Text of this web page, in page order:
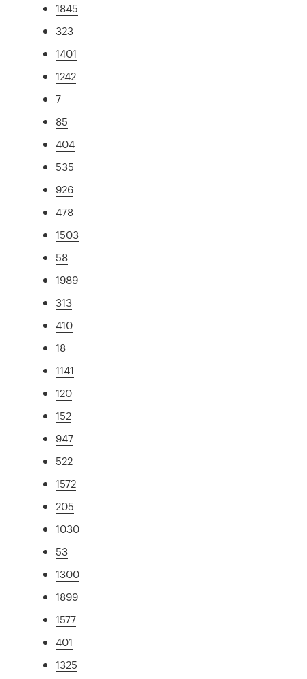
1845
323
1401
1242
7
85
404
535
926
478
1503
58
1989
313
410
18
1141
120
152
947
522
1572
205
1030
53
1300
1899
1577
401
1325